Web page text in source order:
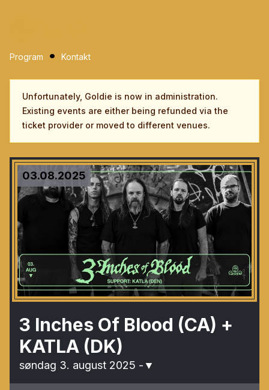
Program Kontakt
Unfortunately, Goldie is now in administration.
Existing events are either being refunded via the
ticket provider or moved to different venues.
03.08.2025
3 Inches Of Blood (CA) +
KATLA (DK)
søndag 3. august 2025 -▼